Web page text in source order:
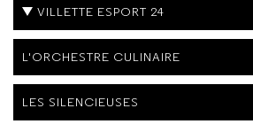
VILLETTE ESPORT 24
L'ORCHESTRE CULINAIRE
LES SILENCIEUSES